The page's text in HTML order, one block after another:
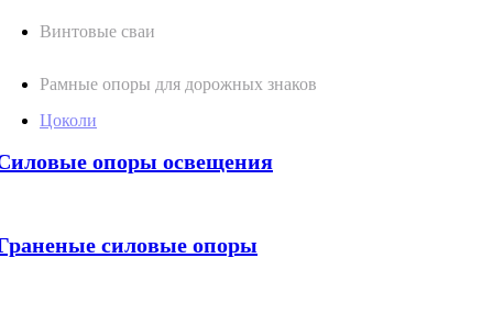
Винтовые сваи
Рамные опоры для дорожных знаков
Цоколи
опоры освещения
силовые опоры